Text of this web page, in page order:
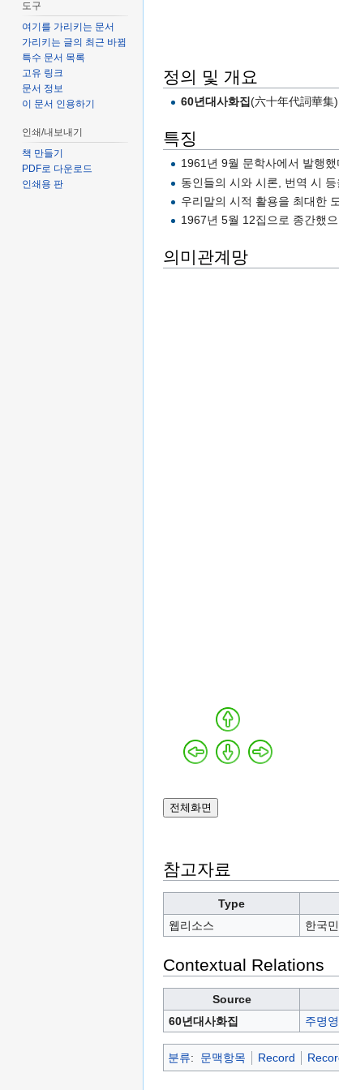
정의 및 개요
60년대사화집(六十年代詞華集
특징
1961년 9월 문학사에서 발행
동인들의 시와 시론, 번역 시 등
우리말의 시적 활용을 최대한
1967년 5월 12집으로 종간했
의미관계망
참고자료
Type
웹리소스
한국
Contextual Relations
Source
60년대사화집
주명영
분류: 문맥항목 Record
도구
여기를 가리키는 문서
가리키는 글의 최근 바뀜
특수 문서 목록
고유 링크
문서 정보
이 문서 인용하기
인쇄/내보내기
책 만들기
PDF로 다운로드
인쇄용 판